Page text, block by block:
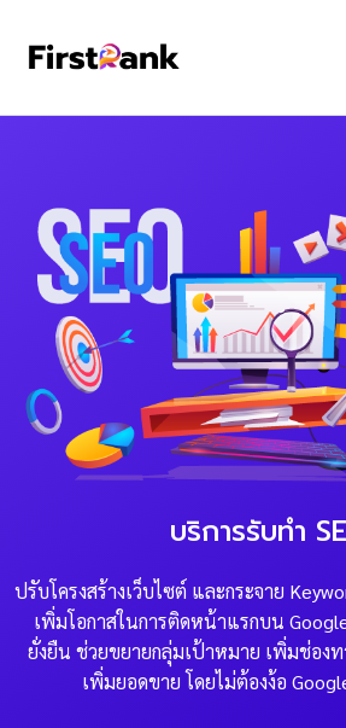
content
บริการรับทำ
ปรับโครงสร้างเว็บไซต์ และกระจาย
เพิ่มโอกาสในการติดหน้าแรกบน
ยั่งยืน ช่วยขยายกลุ่มเป้าหมาย เพิ่มช่องท
เพิ่มยอดขาย โดยไม่ต้องง้อ